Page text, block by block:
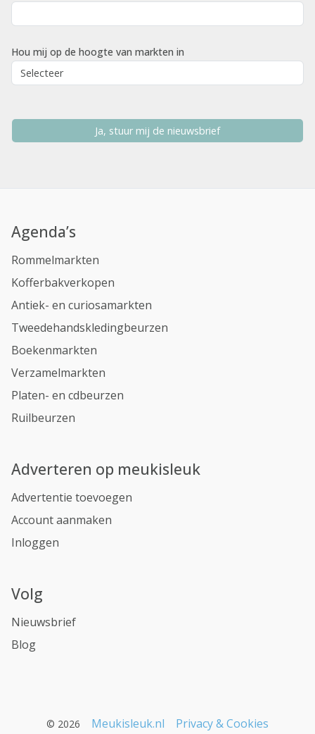
Hou mij op de hoogte van markten in
Ja, stuur mij de nieuwsbrief
Agenda’s
Rommelmarkten
Kofferbakverkopen
Antiek- en curiosamarkten
Tweedehandskledingbeurzen
Boekenmarkten
Verzamelmarkten
Platen- en cdbeurzen
Ruilbeurzen
Adverteren op meukisleuk
Advertentie toevoegen
Account aanmaken
Inloggen
Volg
Nieuwsbrief
Blog
© 2026 Meukisleuk.nl Privacy & Cookies